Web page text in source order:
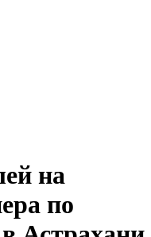
на
по